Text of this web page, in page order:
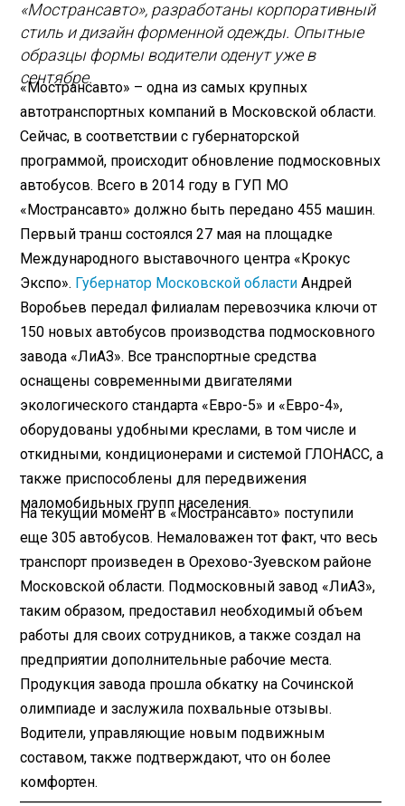
«Мострансавто», разработаны корпоративный
стиль и дизайн форменной одежды. Опытные
образцы формы водители оденут уже в
сентябре.
«Мострансавто» – одна из самых крупных
автотранспортных компаний в Московской области.
Сейчас, в соответствии с губернаторской
программой, происходит обновление подмосковных
автобусов. Всего в 2014 году в ГУП МО
«Мострансавто» должно быть передано 455 машин.
Первый транш состоялся 27 мая на площадке
Международного выставочного центра «Крокус
Экспо». Губернатор Московской области Андрей
Воробьев передал филиалам перевозчика ключи от
150 новых автобусов производства подмосковного
завода «ЛиАЗ». Все транспортные средства
оснащены современными двигателями
экологического стандарта «Евро-5» и «Евро-4»,
оборудованы удобными креслами, в том числе и
откидными, кондиционерами и системой ГЛОНАСС, а
также приспособлены для передвижения
маломобильных групп населения.
На текущий момент в «Мострансавто» поступили
еще 305 автобусов. Немаловажен тот факт, что весь
транспорт произведен в Орехово-Зуевском районе
Московской области. Подмосковный завод «ЛиАЗ»,
таким образом, предоставил необходимый объем
работы для своих сотрудников, а также создал на
предприятии дополнительные рабочие места.
Продукция завода прошла обкатку на Сочинской
олимпиаде и заслужила похвальные отзывы.
Водители, управляющие новым подвижным
составом, также подтверждают, что он более
комфортен.
________________________________________